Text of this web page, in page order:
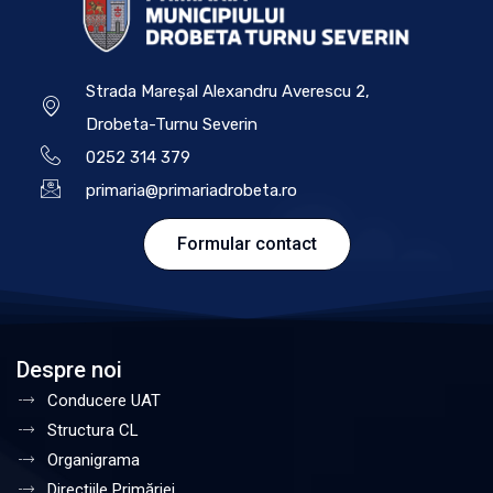
Strada Mareșal Alexandru Averescu 2,
Drobeta-Turnu Severin
0252 314 379
primaria@primariadrobeta.ro
Formular contact
Despre noi
Conducere UAT
Structura CL
Organigrama